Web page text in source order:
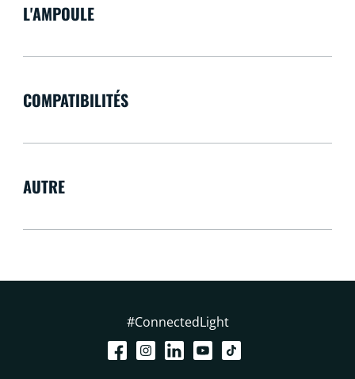
L'AMPOULE
COMPATIBILITÉS
AUTRE
#ConnectedLight